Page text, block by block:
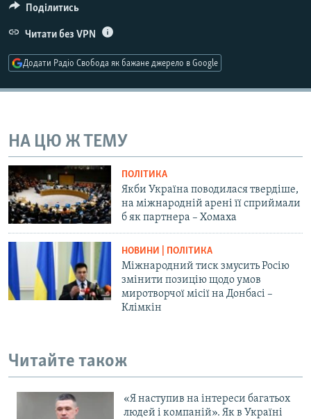
Поділитись
Читати без VPN
Додати Радіо Свобода як бажане джерело в Google
НА ЦЮ Ж ТЕМУ
ПОЛІТИКА
Якби Україна поводилася твердіше,
на міжнародній арені її сприймали
б як партнера – Хомаха
НОВИНИ | ПОЛІТИКА
Міжнародний тиск змусить Росію
змінити позицію щодо умов
миротворчої місії на Донбасі –
Клімкін
Читайте також
«Я наступив на інтереси багатьох
людей і компаній». Як в Україні